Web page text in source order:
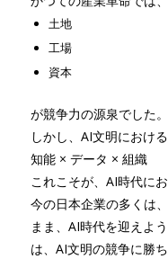
土地
工場
資本
が競争力の源泉でした。
しかし、AI文明におけ
知能 × データ × 組織
これこそが、AI時代に
今の日本企業の多くは
まま、AI時代を迎えよ
は、AI文明の競争に勝